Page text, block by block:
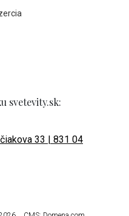
svetevity.sk:
33 | 831 04